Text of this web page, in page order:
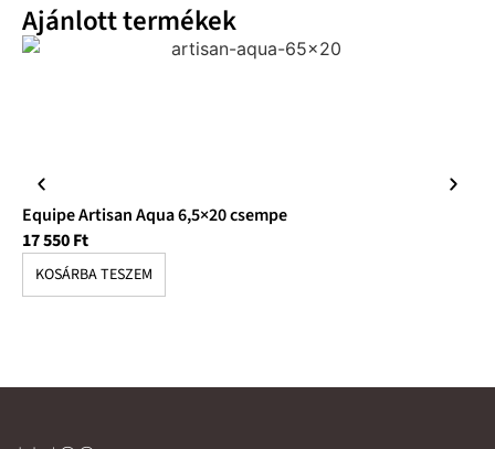
Ajánlott termékek
Equipe Artisan Aqua 6,5×20 csempe
17 550Ft
KOSÁRBA TESZEM